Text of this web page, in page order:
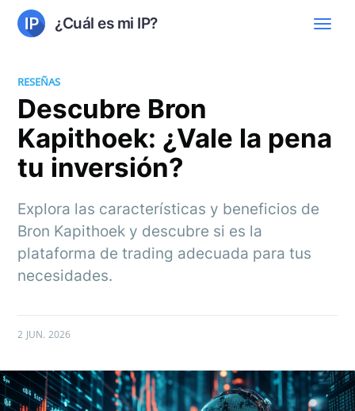
¿Cuál es mi IP?
RESEÑAS
Descubre Bron
Kapithoek: ¿Vale la pena
tu inversión?
Explora las características y beneficios de
Bron Kapithoek y descubre si es la
plataforma de trading adecuada para tus
necesidades.
2 JUN. 2026